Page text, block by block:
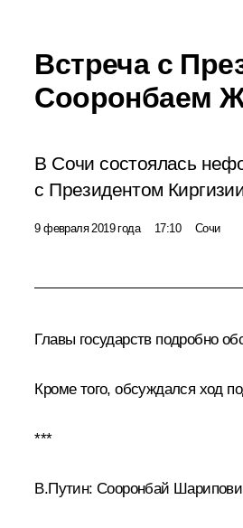
Встреча с
Сооронбаем
В Сочи состоялась
с Президентом
9 февраля 2019 года 17:10 Сочи
Главы государств подробно
Кроме того, обсуждался ход
***
В.Путин: Сооронбай